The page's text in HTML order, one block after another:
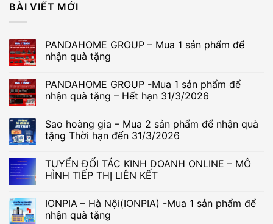
BÀI VIẾT MỚI
PANDAHOME GROUP – Mua 1 sản phẩm để
nhận quà tặng
bình
luận
ở
–
Mua
1
để
nhận
quà
PANDAHOME GROUP -Mua 1 sản phẩm để
nhận quà tặng – Hết hạn 31/3/2026
bình
luận
ở
-
Mua
1
để
nhận
quà
Sao hoàng gia – Mua 2 sản phẩm để nhận quà
tặng Thời hạn đến 31/3/2026
bình
luận
ở
gia
–
Mua
TUYỂN ĐỐI TÁC KINH DOANH ONLINE – MÔ
HÌNH TIẾP THỊ LIÊN KẾT
bình
luận
ở
IONPIA – Hà Nội(IONPIA) -Mua 1 sản phẩm để
nhận quà tặng